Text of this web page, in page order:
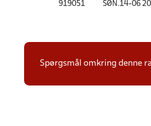
919051 SØN.14-06
Spørgsmål omkring denne